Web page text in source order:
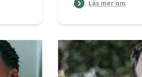
Läs mer om